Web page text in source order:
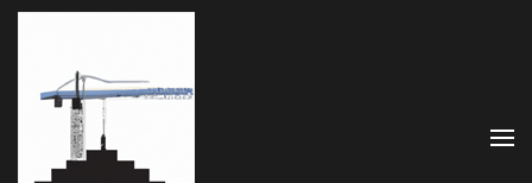
Zum
springen
drücken)